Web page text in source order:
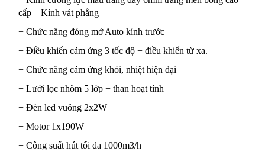
cấp – Kính vát phẳng
+ Chức năng đóng mở Auto kính trước
+ Điều khiển cảm ứng 3 tốc độ + điều khiển từ xa.
+ Chức năng cảm ứng khói, nhiệt hiện đại
+ Lưới lọc nhôm 5 lớp + than hoạt tính
+ Đèn led vuông 2x2W
+ Motor 1x190W
+ Công suất hút tối đa 1000m3/h